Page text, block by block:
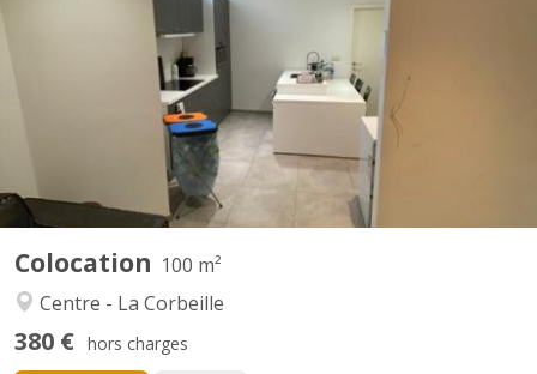
Colocation 100 m²
Centre - La Corbeille
380 € hors charges
RUE DES BRASSEURS 7, 5000 NAMUR: Immeuble composé de 3
appartements “colocation” et 1 studio-duplex.. Chaque logement
est spacieux, lumineux et entièrement rénové. La plupart ont une
vue Meuse- citadelle. Bâtiment situé en plein cœur de ville, dans
le quartier très prisé des brasseurs. A 2 pas du...